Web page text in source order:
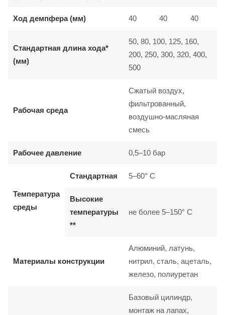
Ход демпфера (мм) 40 40 40
Стандартная длина хода*
(мм)
50, 80, 100, 125, 160,
200, 250, 300, 320, 400,
500
Рабочая среда
Сжатый воздух,
фильтрованный,
воздушно-масляная
смесь
Рабочее давление 0,5–10 бар
Температура
среды
Стандартная 5–60° C
Высокие
температуры
**
не более 5–150° C
Материалы конструкции
Алюминий, латунь,
нитрил, сталь, ацеталь,
железо, полиуретан
Базовый цилиндр,
монтаж на лапах,